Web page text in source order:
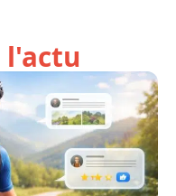
l'actu